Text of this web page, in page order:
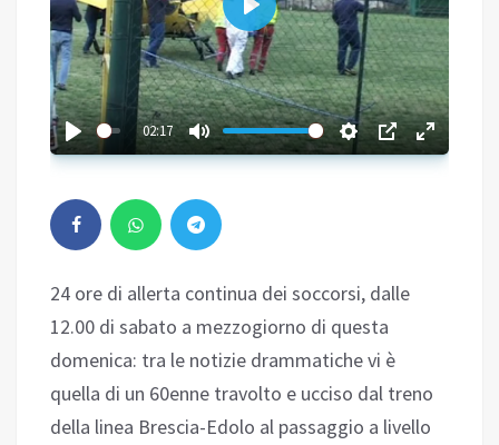
02:17
Play
24 ore di allerta continua dei soccorsi, dalle
12.00 di sabato a mezzogiorno di questa
domenica: tra le notizie drammatiche vi è
quella di un 60enne travolto e ucciso dal treno
della linea Brescia-Edolo al passaggio a livello